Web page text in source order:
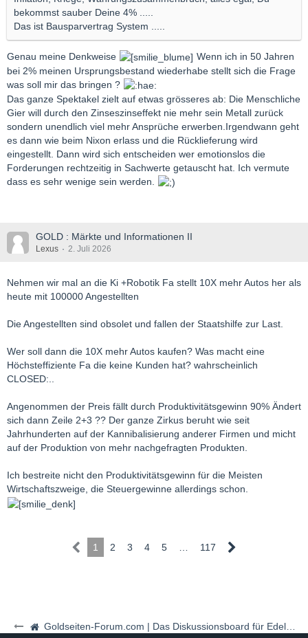
Goldseiten-Forum.com | Das Diskussionsboard für Edelmetalle & Rohstoffe
bekommst sauber Deine 4% .....
Das ist Bausparvertrag System .....
Genau meine Denkweise
Wenn ich in 50 Jahren
bei 2% meinen Ursprungsbestand wiederhabe stellt sich die Frage
was soll mir das bringen ?
Das ganze Spektakel zielt auf etwas grösseres ab: Die Menschliche
Gier will durch den Zinseszinseffekt nie mehr sein Metall zurück
sondern unendlich viel mehr Ansprüche erwerben.Irgendwann geht
es dann wie beim Nixon erlass und die Rücklieferung wird
eingestellt. Dann wird sich entscheiden wer emotionslos die
Forderungen rechtzeitig in Sachwerte getauscht hat. Ich vermute
dass es sehr wenige sein werden.
GOLD : Märkte und Informationen II
Lexus 2. Juli 2026
Nehmen wir mal an die Ki +Robotik Fa stellt 10X mehr Autos her als
heute mit 100000 Angestellten
Die Angestellten sind obsolet und fallen der Staatshilfe zur Last.
Wer soll dann die 10X mehr Autos kaufen? Was macht eine
Höchsteffiziente Fa die keine Kunden hat? wahrscheinlich
CLOSED:..
Angenommen der Preis fällt durch Produktivitätsgewinn 90% Ändert
sich dann Zeile 2+3 ?? Der ganze Zirkus beruht wie seit
Jahrhunderten auf der Kannibalisierung anderer Firmen und micht
auf der Produktion von mehr nachgefragten Produkten.
Ich bestreite nicht den Produktivitätsgewinn für die Meisten
Wirtschaftszweige, die Steuergewinne allerdings schon.
1 2 3 4 5 117